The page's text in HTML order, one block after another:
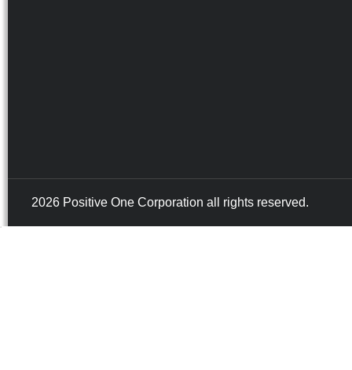
2026 Positive One Corporation all rights reserved.